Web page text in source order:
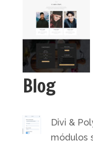
Blog
Divi &
módulos